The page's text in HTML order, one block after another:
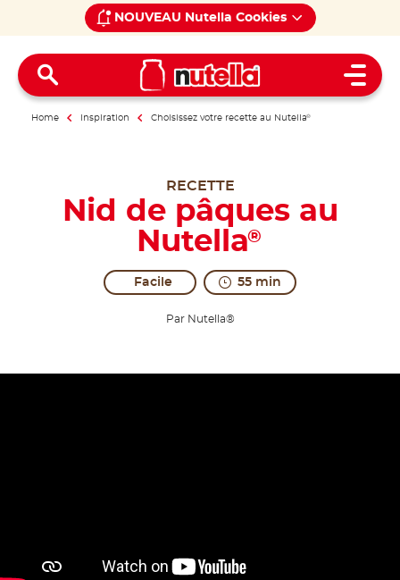
NOUVEAU Nutella Cookies
Open
Home Inspiration Choisissez votre recette au Nutella®
RECETTE
Nid de pâques au
Nutella®
Facile 55 min
Par Nutella®